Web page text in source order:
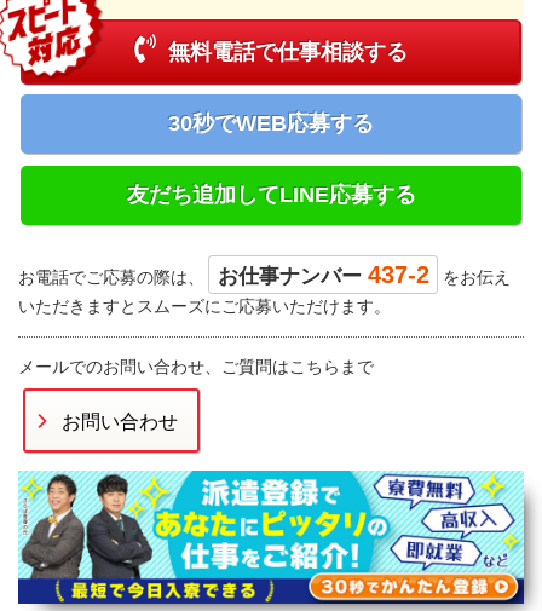
無料電話で仕事相談する
30秒でWEB応募する
友だち追加してLINE応募する
お電話でご応募の際は、 お仕事ナンバー 437-2
をお伝え
いただきますとスムーズにご応募いただけます。
メールでのお問い合わせ、ご質問はこちらまで
お問い合わせ